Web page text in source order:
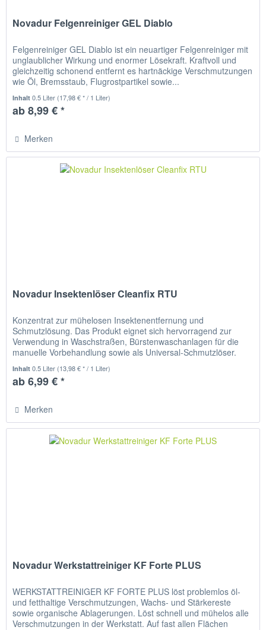
Novadur Felgenreiniger GEL Diablo
Felgenreiniger GEL Diablo ist ein neuartiger Felgenreiniger mit
unglaublicher Wirkung und enormer Lösekraft. Kraftvoll und
gleichzeitig schonend entfernt es hartnäckige Verschmutzungen
wie Öl, Bremsstaub, Flugrostpartikel sowie...
Inhalt0.5 Liter (17,98 € * / 1 Liter)
ab 8,99 € *
Merken
Novadur Insektenlöser Cleanfix RTU
Konzentrat zur mühelosen Insektenentfernung und
Schmutzlösung. Das Produkt eignet sich hervorragend zur
Verwendung in Waschstraßen, Bürstenwaschanlagen für die
manuelle Vorbehandlung sowie als Universal-Schmutzlöser.
Inhalt0.5 Liter (13,98 € * / 1 Liter)
ab 6,99 € *
Merken
Novadur Werkstattreiniger KF Forte PLUS
WERKSTATTREINIGER KF FORTE PLUS löst problemlos öl-
und fetthaltige Verschmutzungen, Wachs- und Stärkereste
sowie organische Ablagerungen. Löst schnell und mühelos alle
Verschmutzungen in der Werkstatt. Auf fast allen Flächen